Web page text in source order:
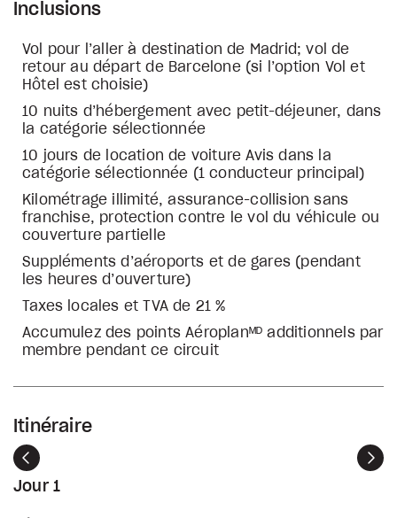
Inclusions
Vol pour l’aller à destination de Madrid; vol de
retour au départ de Barcelone (si l’option Vol et
Hôtel est choisie)
10 nuits d’hébergement avec petit-déjeuner, dans
la catégorie sélectionnée
10 jours de location de voiture Avis dans la
catégorie sélectionnée (1 conducteur principal)
Kilométrage illimité, assurance-collision sans
franchise, protection contre le vol du véhicule ou
couverture partielle
Suppléments d’aéroports et de gares (pendant
les heures d’ouverture)
Taxes locales et TVA de 21 %
Accumulez des points Aéroplanᴹᴰ additionnels par
membre pendant ce circuit
Itinéraire
Précédent
Jour 1